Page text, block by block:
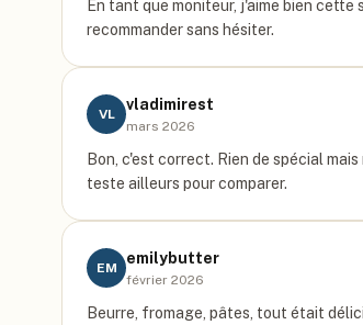
En tant que moniteur, j'aime bien
recommander sans hésiter.
VL
vladimirest
mars 2026
Bon, c'est correct. Rien de spécial
teste ailleurs pour comparer.
EM
emilybutter
février 2026
Beurre, fromage, pâtes, tout était